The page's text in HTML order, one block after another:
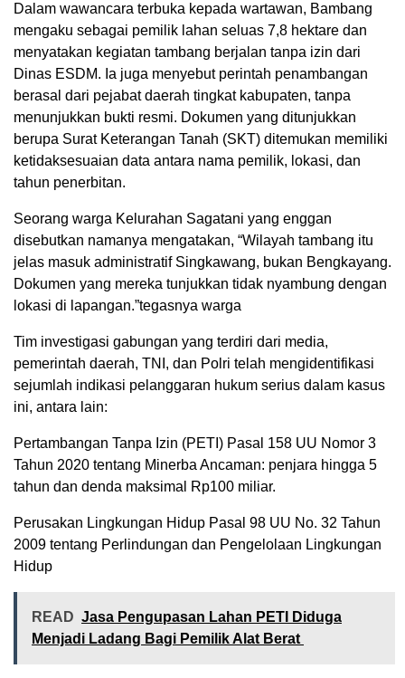
Dalam wawancara terbuka kepada wartawan, Bambang
mengaku sebagai pemilik lahan seluas 7,8 hektare dan
menyatakan kegiatan tambang berjalan tanpa izin dari
Dinas ESDM. Ia juga menyebut perintah penambangan
berasal dari pejabat daerah tingkat kabupaten, tanpa
menunjukkan bukti resmi. Dokumen yang ditunjukkan
berupa Surat Keterangan Tanah (SKT) ditemukan memiliki
ketidaksesuaian data antara nama pemilik, lokasi, dan
tahun penerbitan.
Seorang warga Kelurahan Sagatani yang enggan
disebutkan namanya mengatakan, “Wilayah tambang itu
jelas masuk administratif Singkawang, bukan Bengkayang.
Dokumen yang mereka tunjukkan tidak nyambung dengan
lokasi di lapangan.”tegasnya warga
Tim investigasi gabungan yang terdiri dari media,
pemerintah daerah, TNI, dan Polri telah mengidentifikasi
sejumlah indikasi pelanggaran hukum serius dalam kasus
ini, antara lain:
Pertambangan Tanpa Izin (PETI) Pasal 158 UU Nomor 3
Tahun 2020 tentang Minerba Ancaman: penjara hingga 5
tahun dan denda maksimal Rp100 miliar.
Perusakan Lingkungan Hidup Pasal 98 UU No. 32 Tahun
2009 tentang Perlindungan dan Pengelolaan Lingkungan
Hidup
READ Jasa Pengupasan Lahan PETI Diduga
Menjadi Ladang Bagi Pemilik Alat Berat